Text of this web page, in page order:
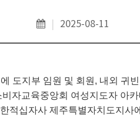
2025-08-11
도지부 임원 및 회원 , 내외 귀
비자교육중앙회 여성지도자 아카
적십자사 제주특별자치도지사